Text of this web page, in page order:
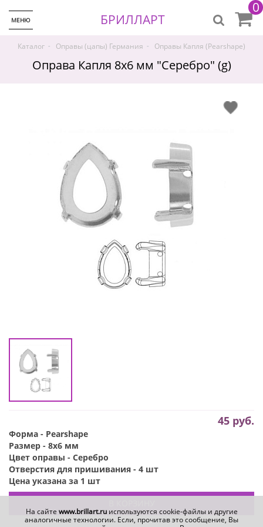
МЕНЮ БРИЛЛАРТ
0
Каталог - Оправы (цапы) Германия - Оправы Капля (Pearshape)
Оправа Капля 8x6 мм "Серебро" (g)
♡
45 руб.
Форма - Pearshape
Размер - 8x6 мм
Цвет оправы - Серебро
Отверстия для пришивания - 4 шт
Цена указана за 1 шт
На сайте www.brillart.ruиспользуются cookie-файлы и другие
аналогичные технологии. Если, прочитав это сообщение, Вы